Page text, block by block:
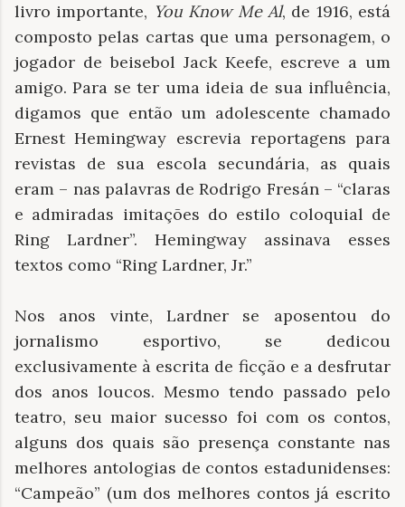
livro importante, You Know Me Al, de 1916, está
composto pelas cartas que uma personagem, o
jogador de beisebol Jack Keefe, escreve a um
amigo. Para se ter uma ideia de sua influência,
digamos que então um adolescente chamado
Ernest Hemingway escrevia reportagens para
revistas de sua escola secundária, as quais
eram – nas palavras de Rodrigo Fresán – “claras
e admiradas imitações do estilo coloquial de
Ring Lardner”. Hemingway assinava esses
textos como “Ring Lardner, Jr.”
Nos anos vinte, Lardner se aposentou do
jornalismo esportivo, se dedicou
exclusivamente à escrita de ficção e a desfrutar
dos anos loucos. Mesmo tendo passado pelo
teatro, seu maior sucesso foi com os contos,
alguns dos quais são presença constante nas
melhores antologias de contos estadunidenses:
“Campeão” (um dos melhores contos já escrito